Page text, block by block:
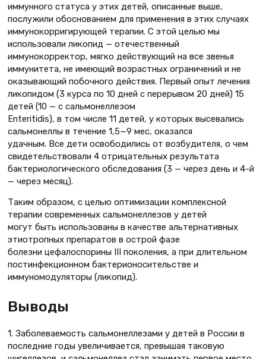
иммунного статуса у этих детей, описанные выше,
послужили обоснованием для применения в этих случаях
иммунокорригирующей терапии. С этой целью мы
использовали ликопид — отечественный
иммунокорректор, мягко действующий на все звенья
иммунитета, не имеющий возрастных ограничений и не
оказывающий побочного действия. Первый опыт лечения
ликопидом (3 курса по 10 дней с перерывом 20 дней) 15
детей (10 — с сальмонеллезом
Enteritidis), в том числе 11 детей, у которых высевались
сальмонеллы в течение 1,5—9 мес, оказался
удачным. Все дети освободились от возбудителя, о чем
свидетельствовали 4 отрицательных результата
бактериологического обследования (3 — через день и 4-й
— через месяц).
Таким образом, с целью оптимизации комплексной
терапии современных сальмонеллезов у детей
могут быть использованы в качестве альтернативных
этиотропных препаратов в острой фазе
болезни цефалоспорины III поколения, а при длительном
постинфекционном бактерионосительстве и
иммуномодуляторы (ликопид).
Выводы
1. Заболеваемость сальмонеллезами у детей в России в
последние годы увеличивается, превышая таковую